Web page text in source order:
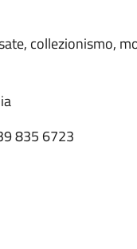
collezionismo,
835 6723